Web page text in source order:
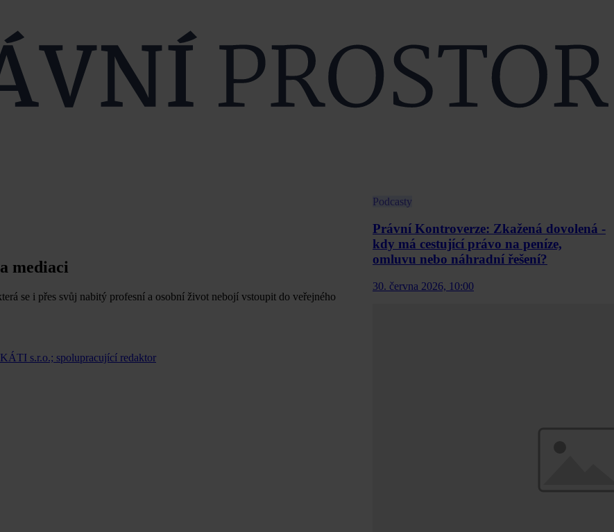
mediaci
se i přes svůj nabitý profesní a osobní život nebojí vstoupit do veřejného
s.r.o.; spolupracující redaktor
Podcasty
Právní Kontroverze: Zkažená dovolená -
kdy má cestující právo na peníze,
omluvu nebo náhradní řešení?
30. června 2026, 10:00